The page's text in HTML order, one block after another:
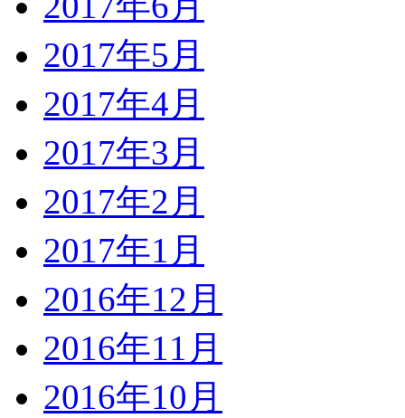
2017年5月
2017年4月
2017年3月
2017年2月
2017年1月
2016年12月
2016年11月
2016年10月